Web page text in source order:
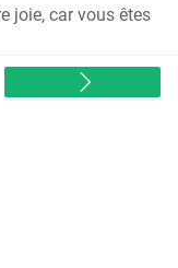
joie, car vous êtes